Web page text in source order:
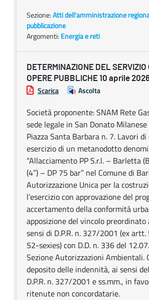
Sezione:Atti dell'amministrazione
pubblicazione
Argomenti: Energia e reti
DETERMINAZIONE DEL SERVIZIO
OPERE PUBBLICHE 10 aprile
Scarica Ascolta
Società proponente: SNAM Rete
sede legale in San Donato
Piazza Santa Barbara n. 7. Lavori
esercizio di un metanodotto
“Allacciamento PP S.r.l. – Barletta
(4”) – DP 75 bar” nel Comune di
Autorizzazione Unica per la
l’esercizio con approvazione del
accertamento della conformità
apposizione del vincolo preordinato
sensi di D.P.R. n. 327/2001 (ex
52-sexies) con D.D. n. 336 del
Sezione Autorizzazioni Ambientali.
deposito delle indennità, ai sensi
D.P.R. n. 327/2001 e ss.mm., in
ritenute non concordatarie.